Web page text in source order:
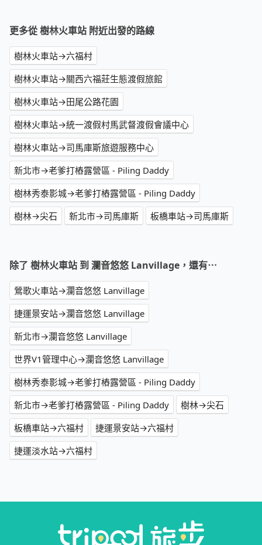
更多從 樹林火車站 附近出發的路線
樹林火車站→六福村
樹林火車站→關西六福莊生態渡假旅館
樹林火車站→田尾公路花園
樹林火車站→統一渡假村馬武督渡假會議中心
樹林火車站→司馬庫斯旅遊服務中心
新北市→老爹打樁露營區 - Piling Daddy
樹林秀泰影城→老爹打樁露營區 - Piling Daddy
樹林→尖石
新北市→司馬庫斯 板橋車站→司馬庫斯
除了 樹林火車站 到 瀾音悠悠 Lanvillage，還有⋯
鶯歌火車站→瀾音悠悠 Lanvillage
捷運景安站→瀾音悠悠 Lanvillage
新北市→瀾音悠悠 Lanvillage
世界V1管理中心→瀾音悠悠 Lanvillage
樹林秀泰影城→老爹打樁露營區 - Piling Daddy
新北市→老爹打樁露營區 - Piling Daddy
樹林→尖石
板橋車站→六福村
捷運景安站→六福村
捷運淡水站→六福村